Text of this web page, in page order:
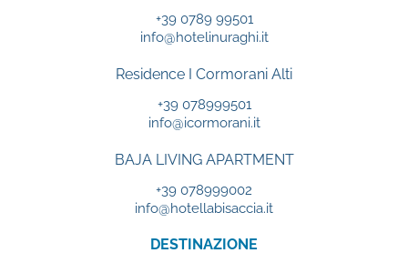
+39 0789 99501
info@hotelinuraghi.it
Residence I Cormorani Alti
+39 078999501
info@icormorani.it
BAJA LIVING APARTMENT
+39 078999002
info@hotellabisaccia.it
DESTINAZIONE